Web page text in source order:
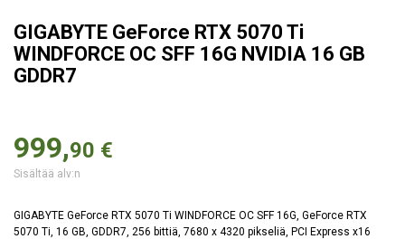
GIGABYTE GeForce RTX 5070 Ti
WINDFORCE OC SFF 16G NVIDIA 16 GB
GDDR7
999,90 €
Sisältää alv:n
GIGABYTE GeForce RTX 5070 Ti WINDFORCE OC SFF 16G, GeForce RTX
5070 Ti, 16 GB, GDDR7, 256 bittiä, 7680 x 4320 pikseliä, PCI Express x16